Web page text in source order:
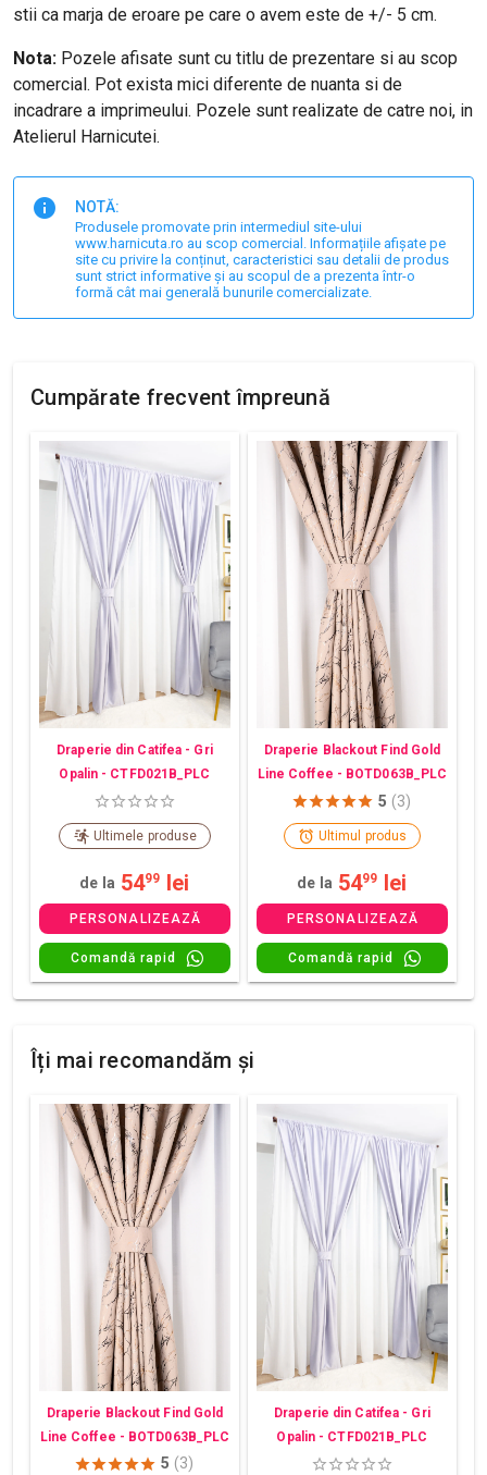
stii ca marja de eroare pe care o avem este de +/- 5 cm.
Nota: Pozele afisate sunt cu titlu de prezentare si au scop
comercial. Pot exista mici diferente de nuanta si de
incadrare a imprimeului. Pozele sunt realizate de catre noi, in
Atelierul Harnicutei.
NOTĂ:
Produsele promovate prin intermediul site-ului
www.harnicuta.ro au scop comercial. Informațiile afișate pe
site cu privire la conținut, caracteristici sau detalii de produs
sunt strict informative și au scopul de a prezenta într-o
formă cât mai generală bunurile comercializate.
Cumpărate frecvent împreună
Draperie din Catifea - Gri
Opalin - CTFD021B_PLC
Ultimele produse
de la 5499 lei
PERSONALIZEAZĂ
Comandă rapid
Draperie Blackout Find Gold
Line Coffee - BOTD063B_PLC
5 (3)
Ultimul produs
de la 5499 lei
PERSONALIZEAZĂ
Comandă rapid
Îți mai recomandăm și
Draperie Blackout Find Gold
Line Coffee - BOTD063B_PLC
5 (3)
Draperie din Catifea - Gri
Opalin - CTFD021B_PLC